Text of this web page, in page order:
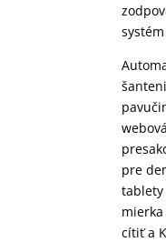
pre
cítiť a